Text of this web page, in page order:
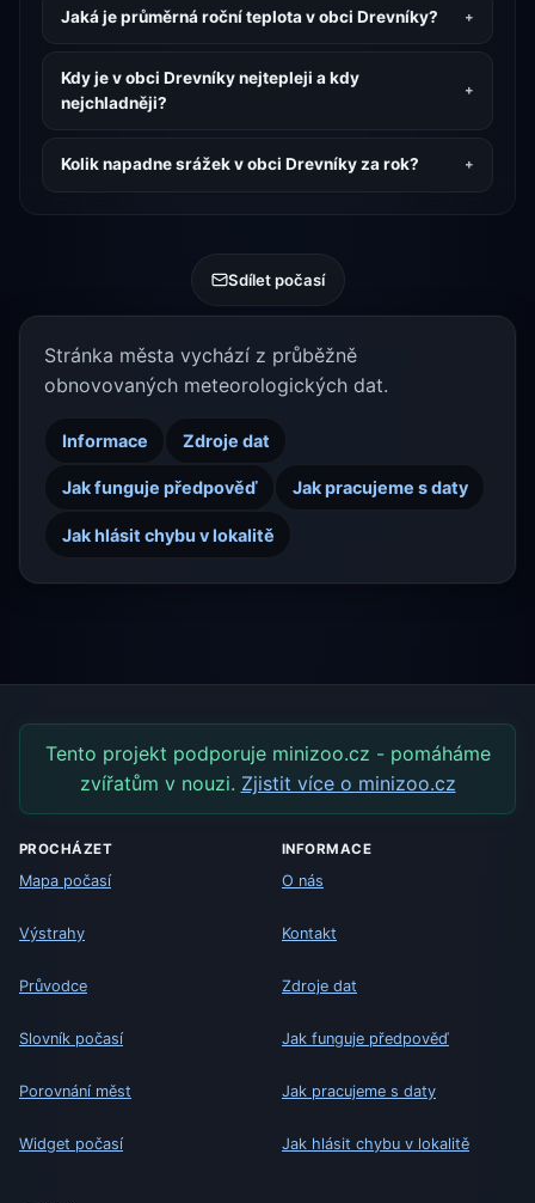
Jaká je průměrná roční teplota v obci Drevníky?
Kdy je v obci Drevníky nejtepleji a kdy
nejchladněji?
Kolik napadne srážek v obci Drevníky za rok?
Sdílet počasí
Stránka města vychází z průběžně
obnovovaných meteorologických dat.
Informace Zdroje dat
Jak funguje předpověď Jak pracujeme s daty
Jak hlásit chybu v lokalitě
Tento projekt podporuje minizoo.cz - pomáháme
zvířatům v nouzi. Zjistit více o minizoo.cz
PROCHÁZET
Mapa počasí
Výstrahy
Průvodce
Slovník počasí
Porovnání měst
Widget počasí
INFORMACE
O nás
Kontakt
Zdroje dat
Jak funguje předpověď
Jak pracujeme s daty
Jak hlásit chybu v lokalitě